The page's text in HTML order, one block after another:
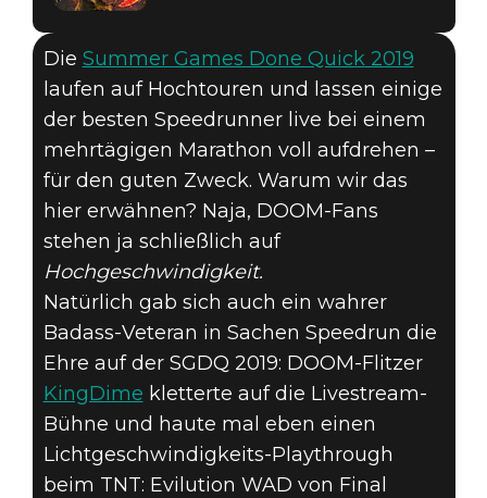
DOOM® Eternal
26. Juni 2019
KINGDIME
TRITT FÜR
FINAL DOOM
BEI DEN
SUMMER
GAMES DONE
QUICK 2019 AN
Die Summer Games Done Quick 2019
laufen auf Hochtouren und lassen einige
der besten Speedrunner live bei einem
mehrtägigen Marathon voll aufdrehen –
für den guten Zweck. Warum wir das
hier erwähnen? Naja, DOOM-Fans
stehen ja schließlich auf
Hochgeschwindigkeit.
Natürlich gab sich auch ein wahrer
Badass-Veteran in Sachen Speedrun die
Ehre auf der SGDQ 2019: DOOM-Flitzer
KingDime kletterte auf die Livestream-
Bühne und haute mal eben einen
Lichtgeschwindigkeits-Playthrough
beim TNT: Evilution WAD von Final